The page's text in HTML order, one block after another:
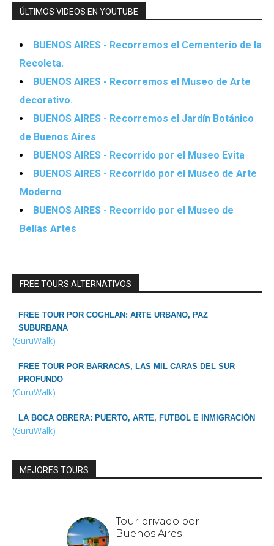
ÚLTIMOS VIDEOS EN YOUTUBE
BUENOS AIRES - Recorremos el Cementerio de la
Recoleta.
BUENOS AIRES - Recorremos el Museo de Arte
decorativo.
BUENOS AIRES - Recorremos el Jardín Botánico
de Buenos Aires
BUENOS AIRES - Recorrido por el Museo Evita
BUENOS AIRES - Recorrido por el Museo de Arte
Moderno
BUENOS AIRES - Recorrido por el Museo de
Bellas Artes
FREE TOURS ALTERNATIVOS
FREE TOUR POR COGHLAN: ARTE URBANO, PAZ
SUBURBANA
(GuruWalk)
FREE TOUR POR BARRACAS, LAS MIL CARAS DEL SUR
PROFUNDO
(GuruWalk)
LA BOCA OBRERA: PUERTO, ARTE, FUTBOL E INMIGRACIÓN
(GuruWalk)
MEJORES TOURS